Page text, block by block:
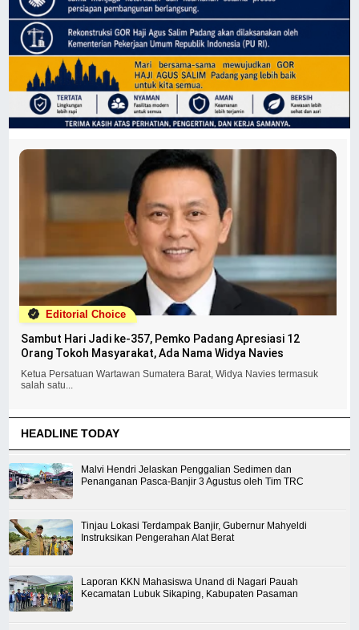
Editorial Choice
Sambut Hari Jadi ke-357, Pemko Padang Apresiasi 12
Orang Tokoh Masyarakat, Ada Nama Widya Navies
Ketua Persatuan Wartawan Sumatera Barat, Widya Navies termasuk
salah satu...
HEADLINE TODAY
Malvi Hendri Jelaskan Penggalian Sedimen dan
Penanganan Pasca-Banjir 3 Agustus oleh Tim TRC
Tinjau Lokasi Terdampak Banjir, Gubernur Mahyeldi
Instruksikan Pengerahan Alat Berat
Laporan KKN Mahasiswa Unand di Nagari Pauah
Kecamatan Lubuk Sikaping, Kabupaten Pasaman